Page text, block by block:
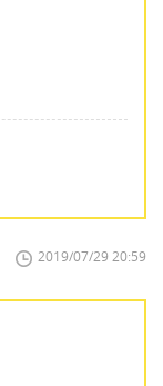
2019/07/29 20:59